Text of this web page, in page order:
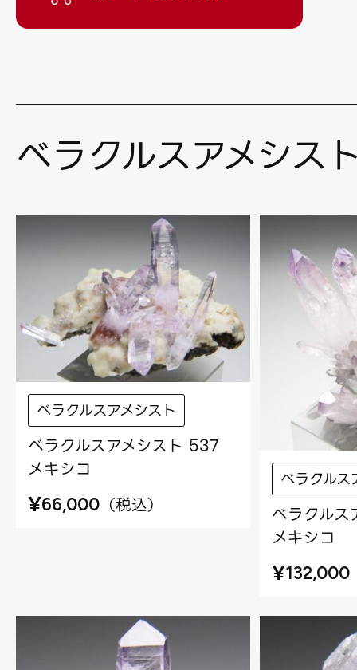
ベラクルスアメシス
ベラクルスアメシスト
ベラクルスアメシスト 537
メキシコ
¥66,000 （税込）
ベラクルス
ベラクル
メキシコ
¥132,000